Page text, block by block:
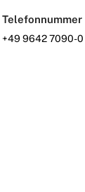
Telefonnummer
+49 9642 7090-0